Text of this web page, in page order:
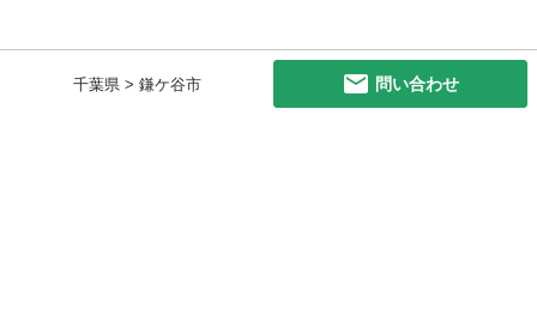
千葉県 > 鎌ケ谷市 問い合わせ